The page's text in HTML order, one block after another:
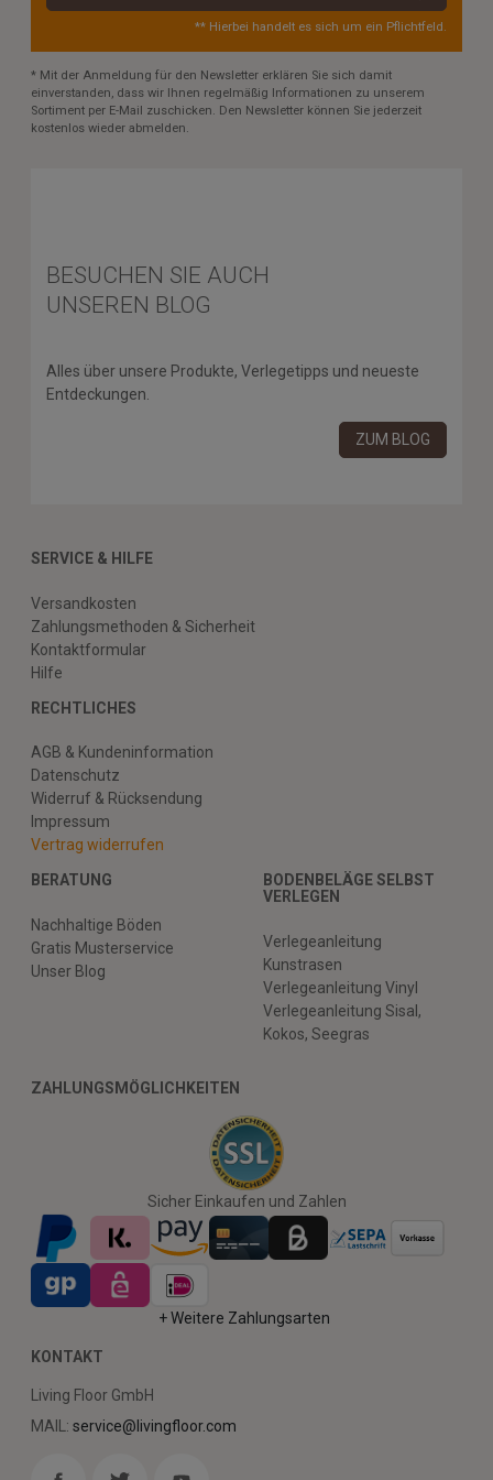
** Hierbei handelt es sich um ein Pflichtfeld.
* Mit der Anmeldung für den Newsletter erklären Sie sich damit
einverstanden, dass wir Ihnen regelmäßig Informationen zu unserem
Sortiment per E-Mail zuschicken. Den Newsletter können Sie jederzeit
kostenlos wieder abmelden.
BESUCHEN SIE AUCH
UNSEREN BLOG
Alles über unsere Produkte, Verlegetipps und neueste
Entdeckungen.
ZUM BLOG
SERVICE & HILFE
Versandkosten
Zahlungsmethoden & Sicherheit
Kontaktformular
Hilfe
RECHTLICHES
AGB & Kundeninformation
Datenschutz
Widerruf & Rücksendung
Impressum
Vertrag widerrufen
BERATUNG
Nachhaltige Böden
Gratis Musterservice
Unser Blog
BODENBELÄGE SELBST
VERLEGEN
Verlegeanleitung
Kunstrasen
Verlegeanleitung Vinyl
Verlegeanleitung Sisal,
Kokos, Seegras
ZAHLUNGSMÖGLICHKEITEN
Sicher Einkaufen und Zahlen
+ Weitere Zahlungsarten
KONTAKT
Living Floor GmbH
MAIL: service@livingfloor.com